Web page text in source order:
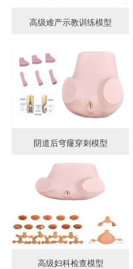
高级难产示教训练模型
阴道后穹窿穿刺模型
高级妇科检查模型